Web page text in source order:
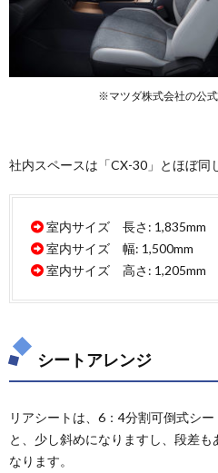
※マツダ株式会社の公
社内スペースは「CX-30」とほぼ同
室内サイズ 長さ: 1,835mm
室内サイズ 幅: 1,500mm
室内サイズ 高さ: 1,205mm
シートアレンジ
リアシートは、6：4分割可倒式シ
と、少し斜めになりますし、段差
なります。